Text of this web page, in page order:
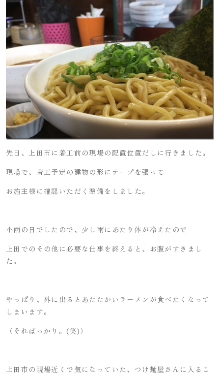
先日、上田市に着工前の現場の配置位置だしに行きました。
現場で、着工予定の建物の形にテープを張って
お施主様に確認いただく準備をしました。
小雨の日でしたので、少し雨にあたり体が冷えたので
上田でのその他に必要な仕事を終えると、お腹がすきまし
た。
やっぱり、外に出るとあたたかいラーメンが食べたくなって
しまいます。
（そればっかり。(笑)）
上田市の現場近くで気になっていた、つけ麺屋さんに入るこ